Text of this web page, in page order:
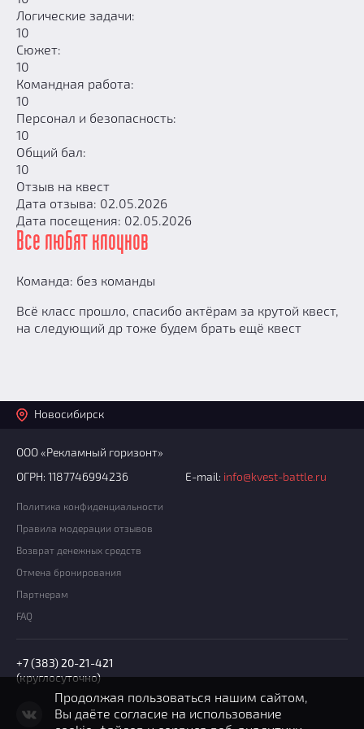
Логические задачи:
10
Сюжет:
10
Командная работа:
10
Персонал и безопасность:
10
Общий бал:
10
Отзыв на квест
Дата отзыва: 02.05.2026
Дата посещения: 02.05.2026
Все любят клоунов
Команда: без команды
Всë класс прошло, спасибо актёрам за крутой квест,
на следующий др тоже будем брать ещё квест
Новосибирск
ООО «Рекламный горизонт»
ОГРН: 1187746994236
E-mail: info@kvest-battle.ru
Политика конфиденциальности
Правила модерации отзывов
Возврат денежных средств
Отмена бронирования
Партнерам
FAQ
+7 (383) 20-21-421
(круглосуточно)
Продолжая пользоваться нашим сайтом,
Вы даёте согласие на использование